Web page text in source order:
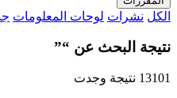
الكل نشرات لوحات المعلومات
نتيجة البحث عن “”
13101 نتيجة وجدت